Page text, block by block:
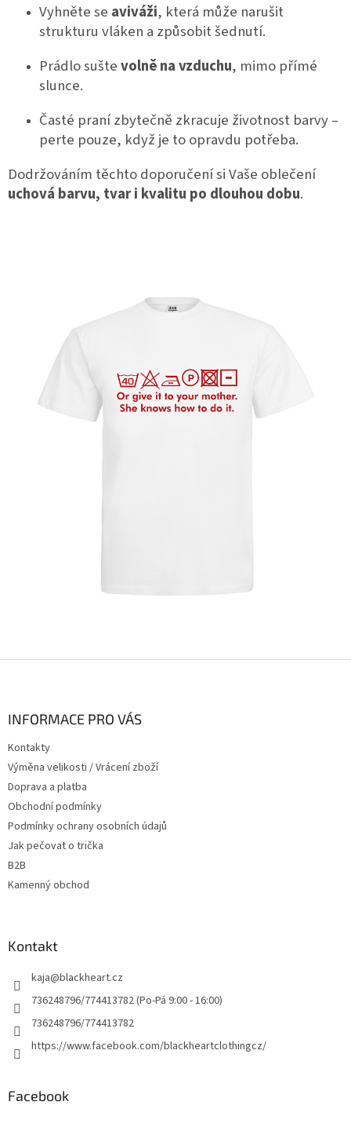
Vyhněte se aviváži, která může narušit
strukturu vláken a způsobit šednutí.
Prádlo suštevolně na vzduchu, mimo přímé
slunce.
Časté praní zbytečně zkracuje životnost barvy –
perte pouze, když je to opravdu potřeba.
Dodržováním těchto doporučení si Vaše oblečení
uchová barvu, tvar i kvalitu po dlouhou dobu.
INFORMACE PRO VÁS
Kontakty
Výměna velikosti / Vrácení zboží
Doprava a platba
Obchodní podmínky
Podmínky ochrany osobních údajů
Jak pečovat o trička
B2B
Kamenný obchod
Kontakt
kaja@blackheart.cz
736248796/774413782 (Po-Pá 9:00 - 16:00)
736248796/774413782
https://www.facebook.com/blackheartclothingcz/
Facebook